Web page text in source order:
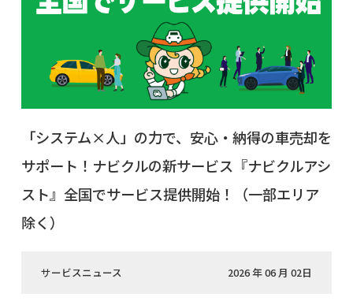
「システム×人」の力で、安心・納得の車売却を
サポート！ナビクルの新サービス『ナビクルアシ
スト』全国でサービス提供開始！（一部エリア
除く）
サービスニュース 2026 年 06 月 02日